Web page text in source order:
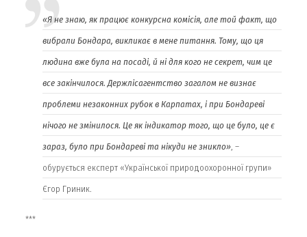
«Я не знаю, як працює конкурсна комісія, але той факт, що
вибрали Бондара, викликає в мене питання. Тому, що ця
людина вже була на посаді, й ні для кого не секрет, чим це
все закінчилося. Держлісагентство загалом не визнає
проблеми незаконних рубок в Карпатах, і при Бондареві
нічого не змінилося. Це як індикатор того, що це було, це є
зараз, було при Бондареві та нікуди не зникло», –
обурується експерт «Української природоохоронної групи»
Єгор Гриник.
***